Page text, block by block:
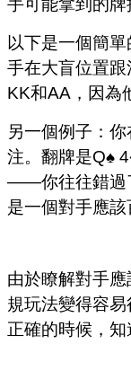
以下是一個簡
手在大盲位置跟
KK和AA，因為
另一個例子：
注。翻牌是Q♠
——你往往錯過
是一個對手應該
由於瞭解對手
規玩法變得容
正確的時候，知